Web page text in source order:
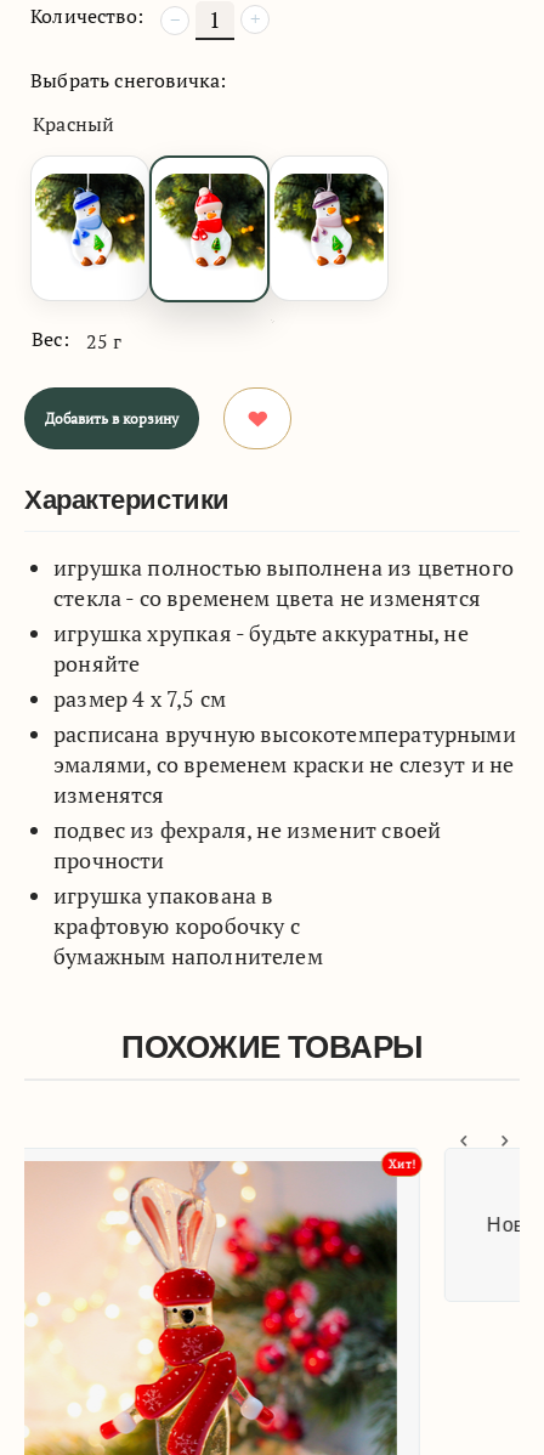
Количество:
+
−
Выбрать снеговичка:
Красный
Вес: 25 г
Добавить в корзину
Характеристики
игрушка полностью выполнена из цветного
стекла - со временем цвета не изменятся
игрушка хрупкая - будьте аккуратны, не
роняйте
размер 4 х 7,5 см
расписана вручную высокотемпературными
эмалями, со временем краски не слезут и не
изменятся
подвес из фехраля, не изменит своей
прочности
игрушка упакована в
крафтовую коробочку с
бумажным наполнителем
ПОХОЖИЕ ТОВАРЫ
Хит!
Новогодняя игрушка 'Рождественский кот'
1 200₽